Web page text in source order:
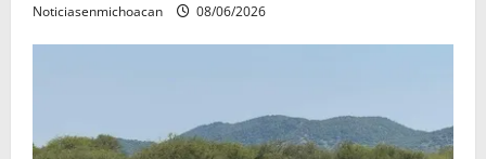
Noticiasenmichoacan 08/06/2026